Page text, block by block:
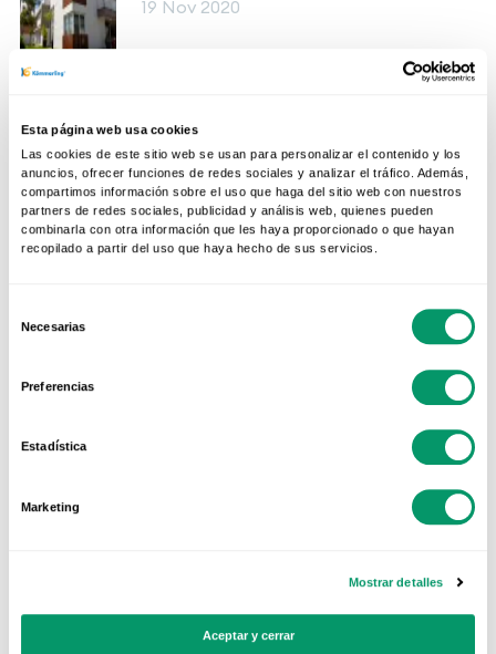
Esta página web usa cookies
Las cookies de este sitio web se usan para personalizar el contenido y los
anuncios, ofrecer funciones de redes sociales y analizar el tráfico. Además,
compartimos información sobre el uso que haga del sitio web con nuestros
partners de redes sociales, publicidad y análisis web, quienes pueden
combinarla con otra información que les haya proporcionado o que hayan
recopilado a partir del uso que haya hecho de sus servicios.
de
Necesarias
Preferencias
Estadística
Marketing
Mostrar detalles
Aceptar y cerrar
19 Nov 2020